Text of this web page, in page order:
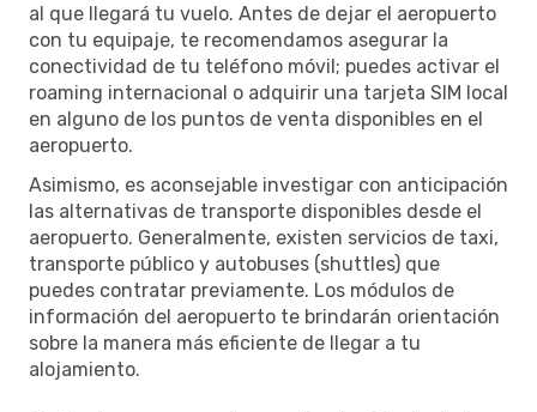
al que llegará tu vuelo. Antes de dejar el aeropuerto
con tu equipaje, te recomendamos asegurar la
conectividad de tu teléfono móvil; puedes activar el
roaming internacional o adquirir una tarjeta SIM local
en alguno de los puntos de venta disponibles en el
aeropuerto.
Asimismo, es aconsejable investigar con anticipación
las alternativas de transporte disponibles desde el
aeropuerto. Generalmente, existen servicios de taxi,
transporte público y autobuses (shuttles) que
puedes contratar previamente. Los módulos de
información del aeropuerto te brindarán orientación
sobre la manera más eficiente de llegar a tu
alojamiento.